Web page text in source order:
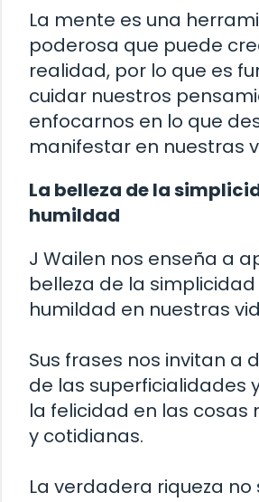
La mente es una
poderosa que puede
realidad, por lo que es
cuidar nuestros
enfocarnos en lo que
manifestar en nuestras
La belleza de la
humildad
J Wailen nos enseña a
belleza de la simplicidad
humildad en nuestras
Sus frases nos invitan a
de las superficialidades
la felicidad en las cosas
y cotidianas.
La verdadera riqueza no